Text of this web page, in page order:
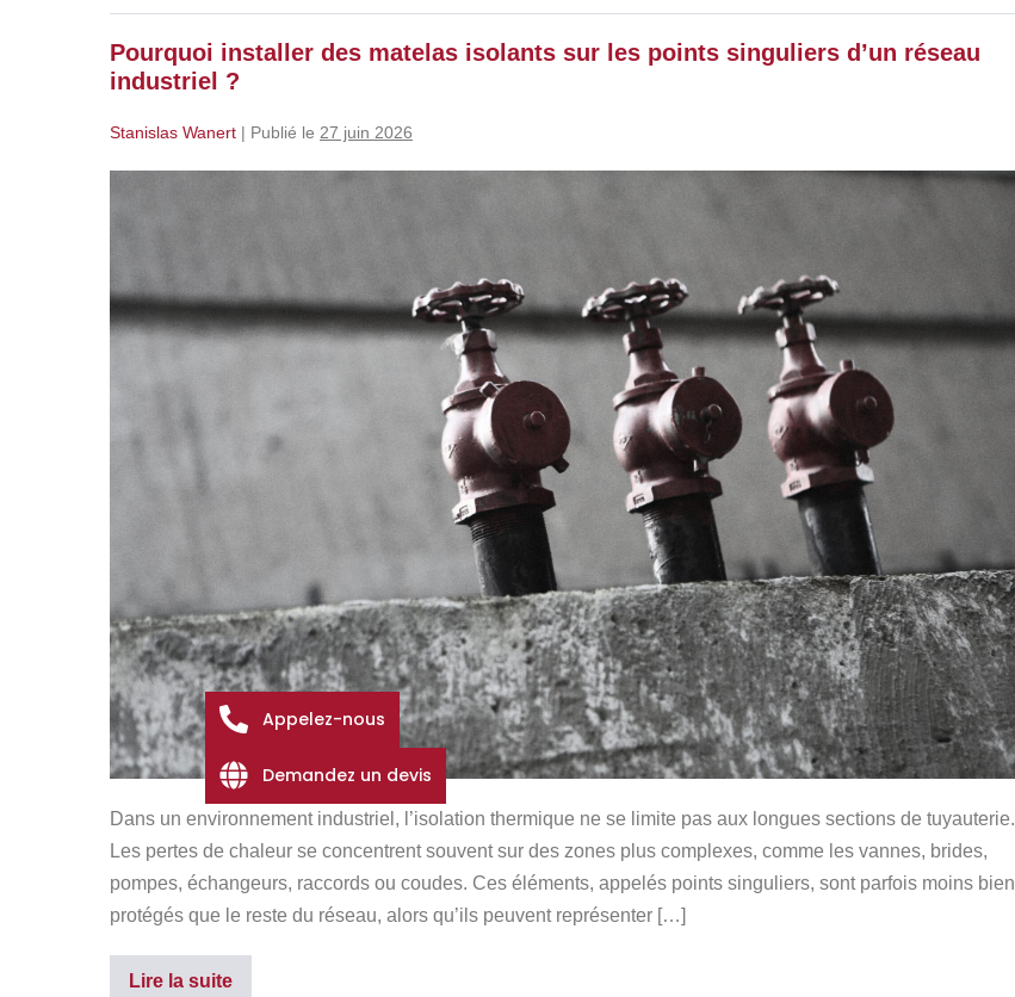
Pourquoi installer des matelas isolants sur les points singuliers d’un réseau
industriel ?
Stanislas Wanert | Publié le 27 juin 2026
Dans un environnement industriel, l’isolation thermique ne se limite pas aux longues sections de tuyauterie.
Les pertes de chaleur se concentrent souvent sur des zones plus complexes, comme les vannes, brides,
pompes, échangeurs, raccords ou coudes. Ces éléments, appelés points singuliers, sont parfois moins bien
protégés que le reste du réseau, alors qu’ils peuvent représenter […]
Lire la suite
Appelez-nous
Demandez un devis